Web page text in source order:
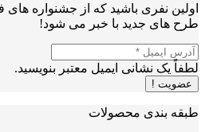
اولین نفری باشید که از جشنواره
طرح های جدید با خبر می شود!
لطفاً یک نشانی ایمیل معتبر بنویسید.
عضویت !
طبقه بندی محصولات